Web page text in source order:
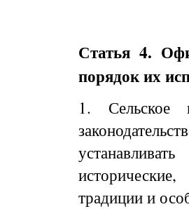
Статья 4.
порядок их
1. Сельское
традиции и